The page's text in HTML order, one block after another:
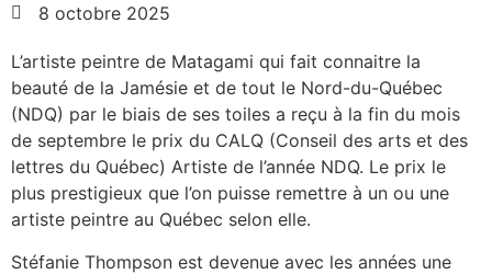
8 octobre 2025
L’artiste peintre de Matagami qui fait connaitre la
beauté de la Jamésie et de tout le Nord-du-Québec
(NDQ) par le biais de ses toiles a reçu à la fin du mois
de septembre le prix du CALQ (Conseil des arts et des
lettres du Québec) Artiste de l’année NDQ. Le prix le
plus prestigieux que l’on puisse remettre à un ou une
artiste peintre au Québec selon elle.
Stéfanie Thompson est devenue avec les années une